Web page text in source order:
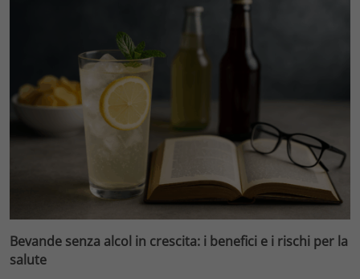
Bevande senza alcol in crescita: i benefici e i rischi per la
salute